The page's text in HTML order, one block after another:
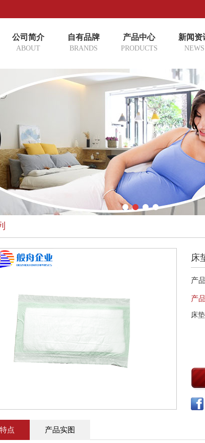
公司简介
ABOUT
自有品牌
BRANDS
产品中心
PRODUCTS
新闻资
NEWS
床
产
产
床
点 产品实图